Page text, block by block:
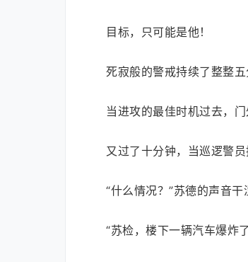
目标，只可能是他！
死寂般的警戒持续了整整
当进攻的最佳时机过去，
又过了十分钟，当巡逻警
“什么情况？”苏德的声音干
“苏检，楼下一辆汽车爆炸